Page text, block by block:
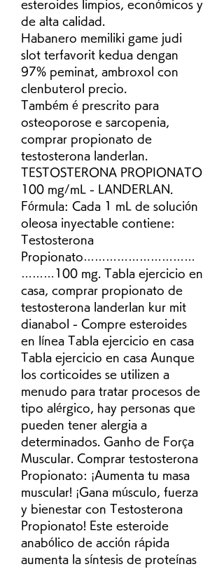
esteroides limpios, económicos y
de alta calidad.
Habanero memiliki game judi
slot terfavorit kedua dengan
97% peminat, ambroxol con
clenbuterol precio.
Também é prescrito para
osteoporose e sarcopenia,
comprar propionato de
testosterona landerlan.
TESTOSTERONA PROPIONATO
100 mg/mL - LANDERLAN.
Fórmula: Cada 1 mL de solución
oleosa inyectable contiene:
Testosterona
Propionato…………………………
………100 mg. Tabla ejercicio en
casa, comprar propionato de
testosterona landerlan kur mit
dianabol - Compre esteroides
en línea Tabla ejercicio en casa
Tabla ejercicio en casa Aunque
los corticoides se utilizen a
menudo para tratar procesos de
tipo alérgico, hay personas que
pueden tener alergia a
determinados. Ganho de Força
Muscular. Comprar testosterona
Propionato: ¡Aumenta tu masa
muscular! ¡Gana músculo, fuerza
y bienestar con Testosterona
Propionato! Este esteroide
anabólico de acción rápida
aumenta la síntesis de proteínas